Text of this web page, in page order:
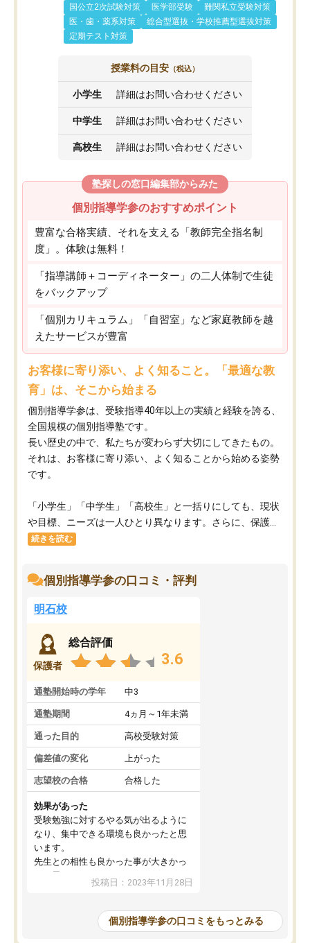
国公立2次試験対策
医学部受験
難関私立受験対策
医・歯・薬系対策
総合型選抜・学校推薦型選抜対策
定期テスト対策
授業料の目安 （税込）
小学生 詳細はお問い合わせください
中学生 詳細はお問い合わせください
高校生 詳細はお問い合わせください
塾探しの窓口編集部からみた
個別指導学参のおすすめポイント
豊富な合格実績、それを支える「教師完全指名制
度」。体験は無料！
「指導講師＋コーディネーター」の二人体制で生徒
をバックアップ
「個別カリキュラム」「自習室」など家庭教師を越
えたサービスが豊富
お客様に寄り添い、よく知ること。「最適な教
育」は、そこから始まる
個別指導学参は、受験指導40年以上の実績と経験を誇る、
全国規模の個別指導塾です。
長い歴史の中で、私たちが変わらず大切にしてきたもの。
それは、お客様に寄り添い、よく知ることから始める姿勢
です。
「小学生」「中学生」「高校生」と一括りにしても、現状
や目標、ニーズは一人ひとり異なります。さらに、保護...
続きを読む
個別指導学参の口コミ・評判
明石校
保護者
総合評価
3.6
通塾開始時の学年 中3
通塾期間 4ヵ月～1年未満
通った目的 高校受験対策
偏差値の変化 上がった
志望校の合格 合格した
効果があった
受験勉強に対するやる気が出るように
なり、集中できる環境も良かったと思
います。
先生との相性も良かった事が大きかっ
たと思います。
投稿日：2023年11月28日
個別指導学参の口コミをもっとみる